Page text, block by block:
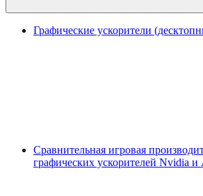
Графические ускорители
Сравнительная игровая
графических ускорителей Nvidia